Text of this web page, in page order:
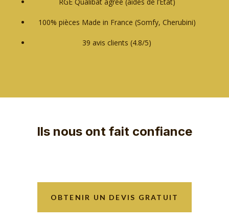
100% pièces Made in France (Somfy, Cherubini)
39 avis clients (4.8/5)
Ils nous ont fait confiance
OBTENIR UN DEVIS GRATUIT